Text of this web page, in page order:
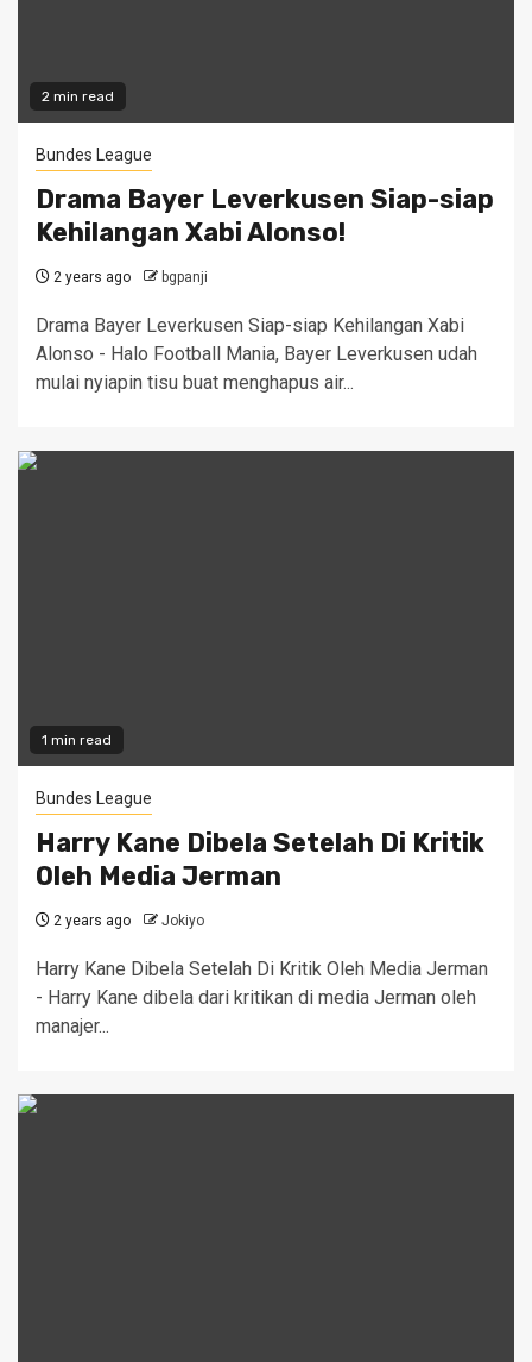
2 min read
Bundes League
Drama Bayer Leverkusen Siap-siap
Kehilangan Xabi Alonso!
2 years ago bgpanji
Drama Bayer Leverkusen Siap-siap Kehilangan Xabi
Alonso - Halo Football Mania, Bayer Leverkusen udah
mulai nyiapin tisu buat menghapus air...
1 min read
Bundes League
Harry Kane Dibela Setelah Di Kritik
Oleh Media Jerman
2 years ago Jokiyo
Harry Kane Dibela Setelah Di Kritik Oleh Media Jerman
- Harry Kane dibela dari kritikan di media Jerman oleh
manajer...